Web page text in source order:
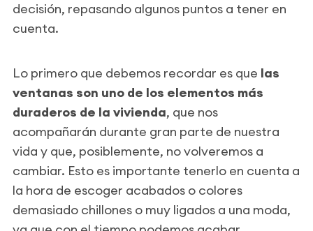
decisión, repasando algunos puntos a tener en
cuenta.
Lo primero que debemos recordar es que las
ventanas son uno de los elementos más
duraderos de la vivienda, que nos
acompañarán durante gran parte de nuestra
vida y que, posiblemente, no volveremos a
cambiar. Esto es importante tenerlo en cuenta a
la hora de escoger acabados o colores
demasiado chillones o muy ligados a una moda,